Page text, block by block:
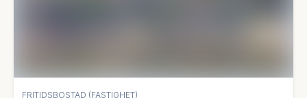
FRITIDSBOSTAD (FASTIGHET)